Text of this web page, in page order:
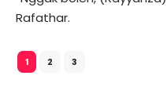
Rafathar.
1 2 3